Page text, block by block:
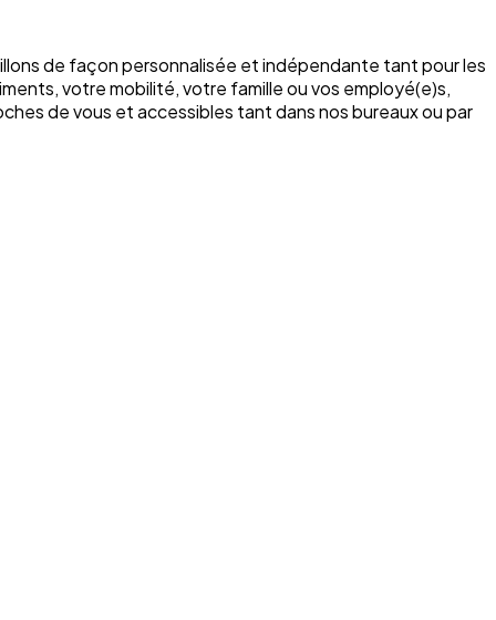
de façon personnalisée et indépendante tant pour les
votre mobilité, votre famille ou vos employé(e)s,
de vous et accessibles tant dans nos bureaux ou par